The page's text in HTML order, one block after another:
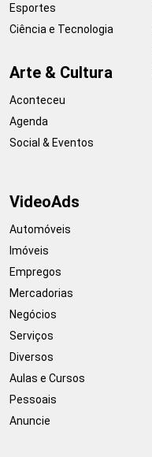
Esportes
Ciência e Tecnologia
Arte & Cultura
Aconteceu
Agenda
Social & Eventos
VideoAds
Automóveis
Imóveis
Empregos
Mercadorias
Negócios
Serviços
Diversos
Aulas e Cursos
Pessoais
Anuncie